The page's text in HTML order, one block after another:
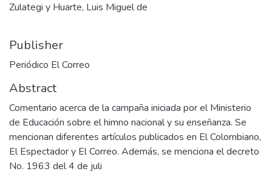
Zulategi y Huarte, Luis Miguel de
Publisher
Periódico El Correo
Abstract
Comentario acerca de la campaña iniciada por el Ministerio
de Educación sobre el himno nacional y su enseñanza. Se
mencionan diferentes artículos publicados en El Colombiano,
El Espectador y El Correo. Además, se menciona el decreto
No. 1963 del 4 de juli